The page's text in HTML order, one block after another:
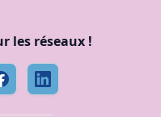
les réseaux !